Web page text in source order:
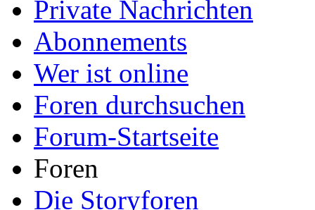
Private Nachrichten
Abonnements
Wer ist online
Foren durchsuchen
Forum-Startseite
Foren
Die Storyforen